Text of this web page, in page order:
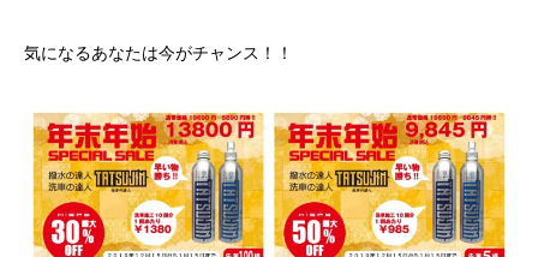
気になるあなたは今がチャンス！！